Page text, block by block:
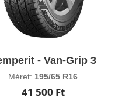
- Van-Grip 3
Méret: 195/65 R16
41 500 Ft